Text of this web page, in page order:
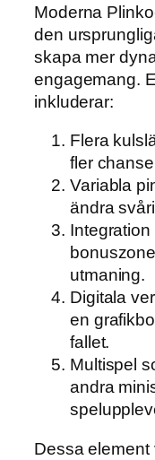
Moderna
den
skapa mer
engagemang.
inkluderar:
Flera
fler
Variabla
ändra
utmaning.
Digitala
en
fallet.
Multispel
andra
Dessa element